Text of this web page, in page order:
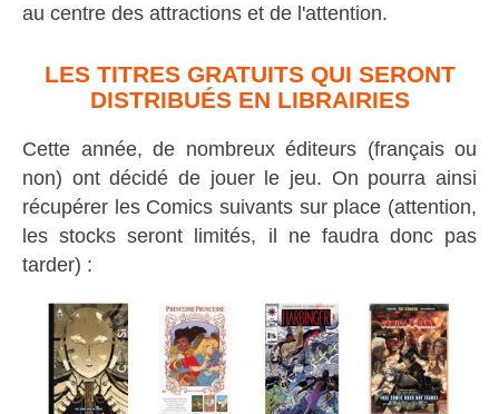
au centre des attractions et de l'attention.
LES TITRES GRATUITS QUI SERONT
DISTRIBUÉS EN LIBRAIRIES
Cette année, de nombreux éditeurs (français ou
non) ont décidé de jouer le jeu. On pourra ainsi
récupérer les Comics suivants sur place (attention,
les stocks seront limités, il ne faudra donc pas
tarder) :